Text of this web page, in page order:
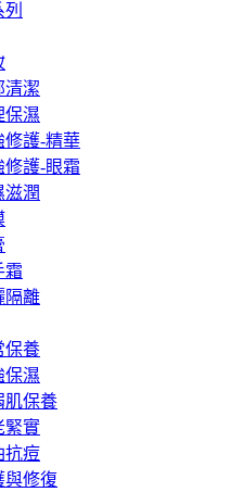
清潔
保濕
修護-精華
修護-眼霜
滋潤
霜
隔離
保養
保濕
肌保養
緊實
抗痘
與修復